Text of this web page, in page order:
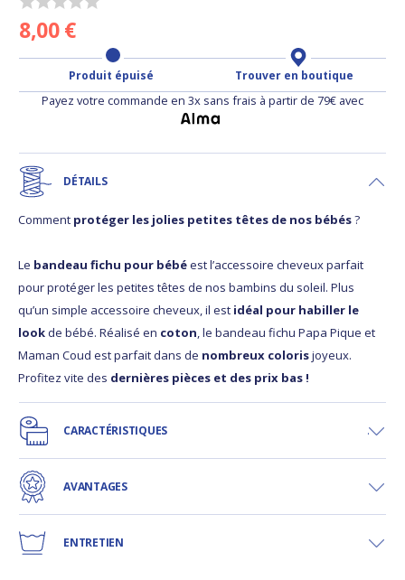
8,00 €
Produit épuisé Trouver en boutique
Payez votre commande en 3x sans frais à partir de 79€ avec
DÉTAILS
Comment protéger les jolies petites têtes de nos bébés?
Le bandeau fichu pour bébéest l’accessoire cheveux parfait
pour protéger les petites têtes de nos bambins du soleil. Plus
qu’un simple accessoire cheveux, il est idéal pour habiller le
lookde bébé. Réalisé en coton, le bandeau fichu Papa Pique et
Maman Coud est parfait dans de nombreux colorisjoyeux.
Profitez vite des dernières pièces et des prix bas !
CARACTÉRISTIQUES
AVANTAGES
ENTRETIEN